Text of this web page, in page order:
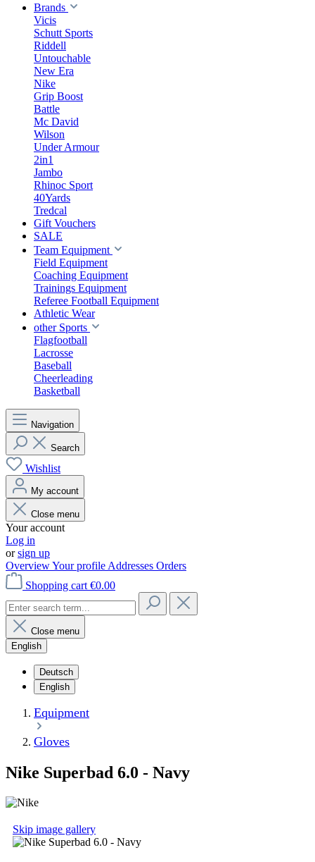
Brands
Vicis
Schutt Sports
Riddell
Untouchable
New Era
Nike
Grip Boost
Battle
Mc David
Wilson
Under Armour
2in1
Jambo
Rhinoc Sport
40Yards
Tredcal
Gift Vouchers
SALE
Team Equipment
Field Equipment
Coaching Equipment
Trainings Equipment
Referee Football Equipment
Athletic Wear
other Sports
Flagfootball
Lacrosse
Baseball
Cheerleading
Basketball
Navigation
Search
Wishlist
My account
Close menu
Your account
Log in
orsign up
OverviewYour profile Addresses Orders
Shopping cart €0.00
Close menu
English
Deutsch
English
Equipment
Gloves
Nike Superbad 6.0 - Navy
Skip image gallery